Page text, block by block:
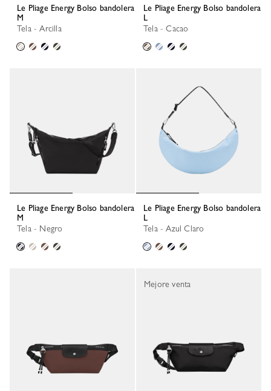
Le Pliage Energy Bolso bandolera
M
Tela - Arcilla
Le Pliage Energy Bolso bandolera
L
Tela - Cacao
Le Pliage Energy Bolso bandolera
M
Tela - Negro
Le Pliage Energy Bolso bandolera
L
Tela - Azul Claro
Mejore venta